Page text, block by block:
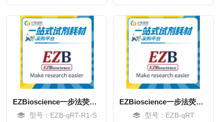
EZBioscience一步法荧光定量专用预混液
型号：EZB-qRT-R1-S
EZBioscience一步法荧光定量专用预混液
型号：EZB-qRT